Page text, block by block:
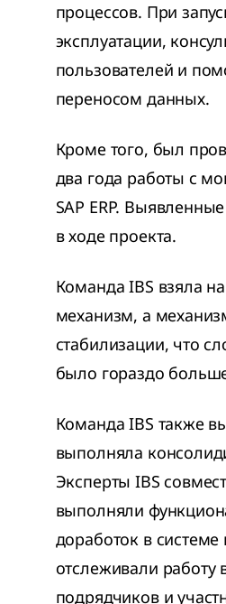
процессов. При
эксплуатации,
пользователей и
переносом данных.
Кроме того, был
два года работы с
SAP ERP.
в ходе проекта.
Команда IBS взяла
механизм, а
стабилизации, что
было гораздо
Команда IBS также
выполняла
Эксперты IBS
выполняли
доработок в
отслеживали работу
подрядчиков и